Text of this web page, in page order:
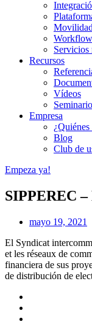
Servicios
Recursos
Vídeos
Empresa
¿Quiénes
Blog
Club de
Empeza ya!
SIPPEREC
mayo 19, 2021
El Syndicat
et les réseaux de
financiera de sus
de distribución de